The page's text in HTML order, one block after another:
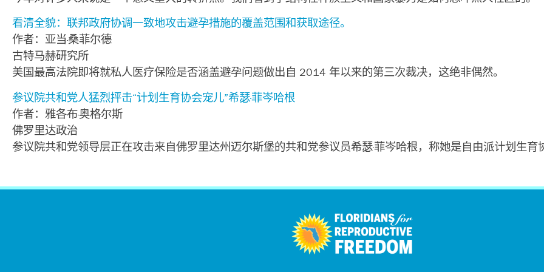
看清全貌：联邦政府协调一致地攻击避孕措施的覆盖范围和获取途径。
作者：亚当·桑菲尔德
古特马赫研究所
美国最高法院即将就私人医疗保险是否涵盖避孕问题做出自 2014 年以来的第三次裁决，这绝非偶然。
参议院共和党人猛烈抨击“计划生育协会宠儿”希瑟·菲岑哈根
作者：雅各布·奥格尔斯
佛罗里达政治
参议院共和党领导层正在攻击来自佛罗里达州迈尔斯堡的共和党参议员希瑟·菲岑哈根，称她是自由派计划生育